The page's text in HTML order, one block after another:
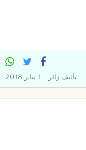
تأليف زائر 1 يناير 2018